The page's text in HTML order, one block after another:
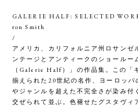
GALERIE HALF: SELECTED
ron Smith
/
アメリカ、カリフォルニア州ロサンゼ
ンテージとアンティークのショールー
（Galerie Half）」の作品集。この「
揃えられた20世紀の名作、ヨーロッパ
やジャンルを超えた不完全さが染み付
交ぜられて並ぶ。色褪せたグスタヴィ